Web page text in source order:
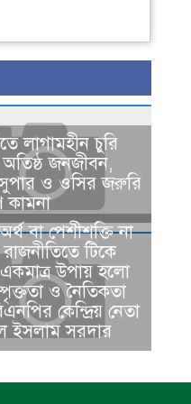
লাগামহীন চুরি
অতিষ্ঠ জনজীবন,
ও ওসির জরুরি
কামনা
সাধারণ সম্পাদক
বা পেশীশক্তি না
টিকে
উপায় হলো
ও নৈতিকতা
কেন্দ্রিয় নেতা
ইসলাম সরদার